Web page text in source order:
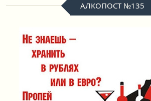
АЛКОПОСТ №135